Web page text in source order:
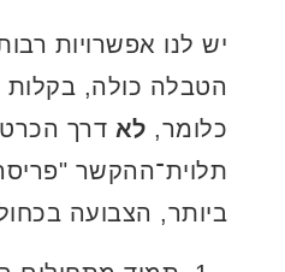
יש לנו אפשרויות
הטבלה כולה, בקלות
כלומר, לא דרך
תלוית־ההקשר
ביותר, הצבועה